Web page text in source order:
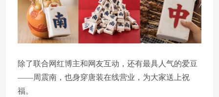
除了联合网红博主和网友互动，还有最具人气的爱豆
——周震南，也身穿唐装在线营业，为大家送上祝
福。